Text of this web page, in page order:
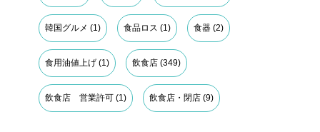
韓国グルメ (1) 食品ロス (1) 食器 (2)
食用油値上げ (1) 飲食店 (349)
飲食店 営業許可 (1) 飲食店・閉店 (9)